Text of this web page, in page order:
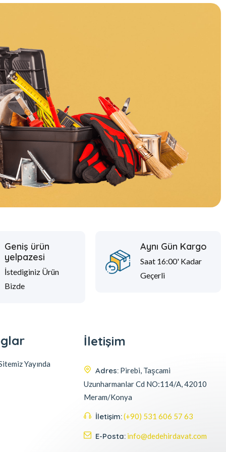
Geniş ürün
yelpazesi
İstediginiz Ürün
Bizde
Aynı Gün Kargo
Saat 16:00' Kadar
Geçerli
Yayında
İletişim
Adres: Pirebi, Taşcami
Uzunharmanlar Cd NO:114/A, 42010
Meram/Konya
İletişim:(+90) 531 606 57 63
E-Posta: info@dedehirdavat.com